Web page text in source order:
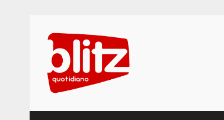
content